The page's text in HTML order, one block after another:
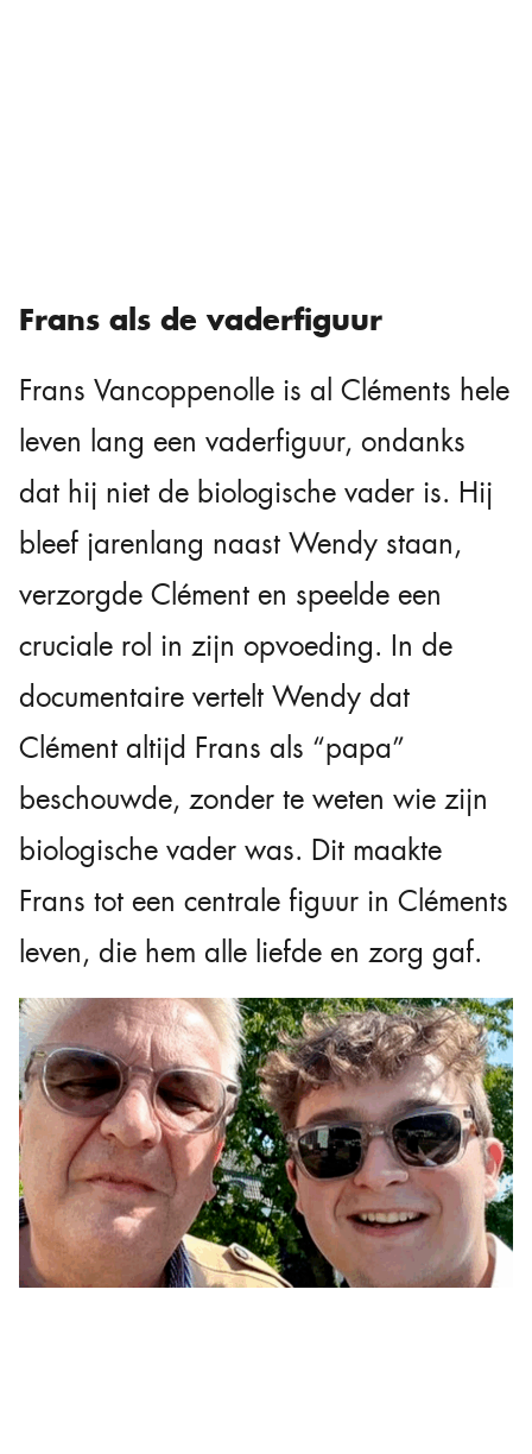
Frans als de vaderfiguur
Frans Vancoppenolle is al Cléments hele
leven lang een vaderfiguur, ondanks
dat hij niet de biologische vader is. Hij
bleef jarenlang naast Wendy staan,
verzorgde Clément en speelde een
cruciale rol in zijn opvoeding. In de
documentaire vertelt Wendy dat
Clément altijd Frans als “papa”
beschouwde, zonder te weten wie zijn
biologische vader was. Dit maakte
Frans tot een centrale figuur in Cléments
leven, die hem alle liefde en zorg gaf.